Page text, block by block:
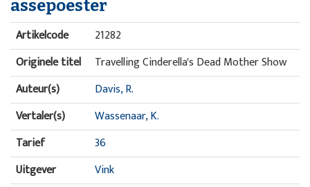
assepoester
Artikelcode
21282
Originele titel
Travelling Cinderella's Dead Mother Show
Auteur(s)
Davis, R.
Vertaler(s)
Wassenaar, K.
Tarief
36
Uitgever
Vink